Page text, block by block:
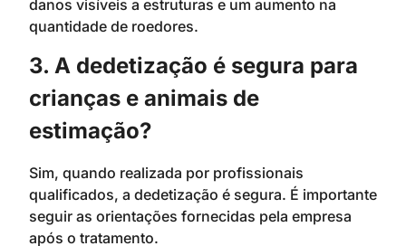
danos visíveis a estruturas e um aumento na
quantidade de roedores.
3. A dedetização é segura para
crianças e animais de
estimação?
Sim, quando realizada por profissionais
qualificados, a dedetização é segura. É importante
seguir as orientações fornecidas pela empresa
após o tratamento.